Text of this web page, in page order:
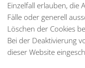
Einzelfall erlauben, die
Fälle oder generell
Löschen der Cookies
Bei der Deaktivierung
dieser Website